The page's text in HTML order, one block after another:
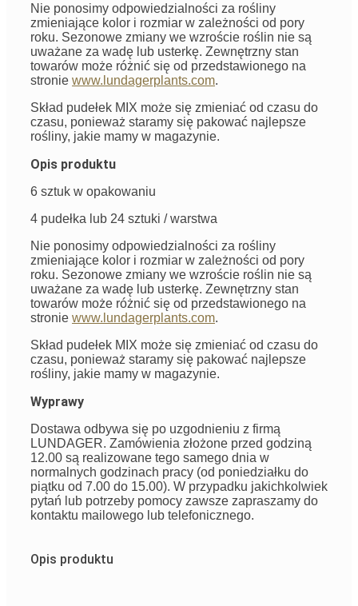
Nie ponosimy odpowiedzialności za rośliny
zmieniające kolor i rozmiar w zależności od pory
roku. Sezonowe zmiany we wzroście roślin nie są
uważane za wadę lub usterkę. Zewnętrzny stan
towarów może różnić się od przedstawionego na
stronie www.lundagerplants.com.
Skład pudełek MIX może się zmieniać od czasu do
czasu, ponieważ staramy się pakować najlepsze
rośliny, jakie mamy w magazynie.
Opis produktu
6 sztuk w opakowaniu
4 pudełka lub 24 sztuki / warstwa
Nie ponosimy odpowiedzialności za rośliny
zmieniające kolor i rozmiar w zależności od pory
roku. Sezonowe zmiany we wzroście roślin nie są
uważane za wadę lub usterkę. Zewnętrzny stan
towarów może różnić się od przedstawionego na
stronie www.lundagerplants.com.
Skład pudełek MIX może się zmieniać od czasu do
czasu, ponieważ staramy się pakować najlepsze
rośliny, jakie mamy w magazynie.
Wyprawy
Dostawa odbywa się po uzgodnieniu z firmą
LUNDAGER. Zamówienia złożone przed godziną
12.00 są realizowane tego samego dnia w
normalnych godzinach pracy (od poniedziałku do
piątku od 7.00 do 15.00). W przypadku jakichkolwiek
pytań lub potrzeby pomocy zawsze zapraszamy do
kontaktu mailowego lub telefonicznego.
Opis produktu